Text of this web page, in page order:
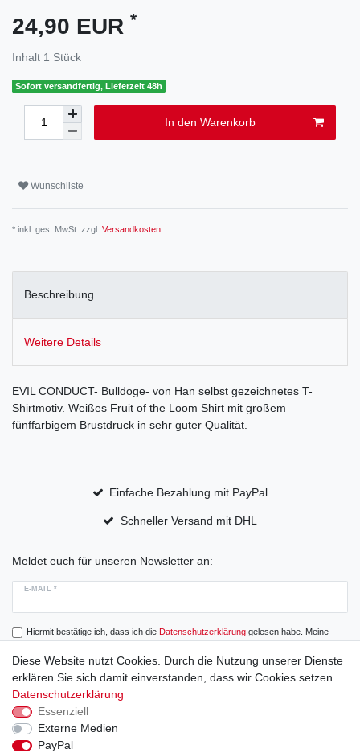
24,90 EUR *
Inhalt 1 Stück
Sofort versandfertig, Lieferzeit 48h
In den Warenkorb
Wunschliste
* inkl. ges. MwSt. zzgl. Versandkosten
Beschreibung
Weitere Details
EVIL CONDUCT- Bulldoge- von Han selbst gezeichnetes T-
Shirtmotiv. Weißes Fruit of the Loom Shirt mit großem
fünffarbigem Brustdruck in sehr guter Qualität.
Einfache Bezahlung mit PayPal
Schneller Versand mit DHL
Meldet euch für unseren Newsletter an:
E-MAIL *
Hiermit bestätige ich, dass ich die Daten­schutz­erklärunggelesen habe. Meine
Einwilligung kann ich jederzeit widerrufen.
Abonnieren
Widerrufs­recht
Diese Website nutzt Cookies. Durch die Nutzung unserer Dienste
erklären Sie sich damit einverstanden, dass wir Cookies setzen.
Datenschutzerklärung
Essenziell
Externe Medien
PayPal